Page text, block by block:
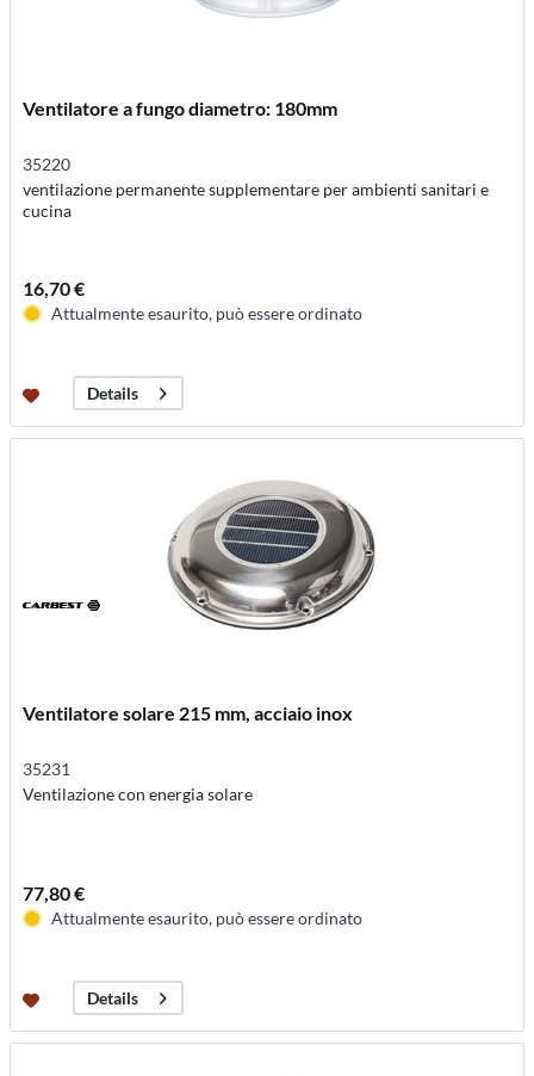
Ventilatore a fungo diametro: 180mm
35220
ventilazione permanente supplementare per ambienti sanitari e
cucina
16,70 €
Attualmente esaurito, può essere ordinato
Details
Ventilatore solare 215 mm, acciaio inox
35231
Ventilazione con energia solare
77,80 €
Attualmente esaurito, può essere ordinato
Details